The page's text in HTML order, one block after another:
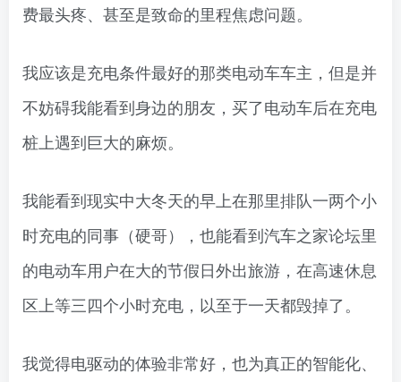
费最头疼、甚至是致命的里程焦虑问题。
我应该是充电条件最好的那类电动车车主，但是并
不妨碍我能看到身边的朋友，买了电动车后在充电
桩上遇到巨大的麻烦。
我能看到现实中大冬天的早上在那里排队一两个小
时充电的同事（硬哥），也能看到汽车之家论坛里
的电动车用户在大的节假日外出旅游，在高速休息
区上等三四个小时充电，以至于一天都毁掉了。
我觉得电驱动的体验非常好，也为真正的智能化、